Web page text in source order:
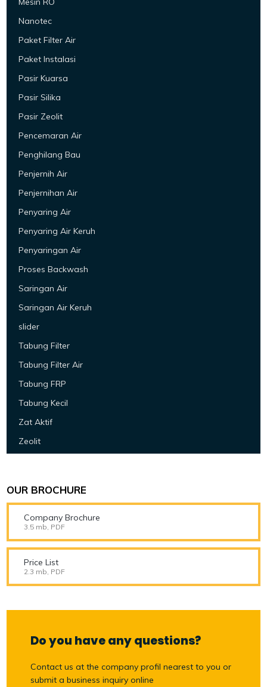
Nanotec
Paket Filter Air
Paket Instalasi
Pasir Kuarsa
Pasir Silika
Pasir Zeolit
Pencemaran Air
Penghilang Bau
Penjernih Air
Penjernihan Air
Penyaring Air
Penyaring Air Keruh
Penyaringan Air
Proses Backwash
Saringan Air
Saringan Air Keruh
slider
Tabung Filter
Tabung Filter Air
Tabung FRP
Tabung Kecil
Zat Aktif
Zeolit
OUR BROCHURE
Company Brochure
3.5 mb, PDF
Price List
2.3 mb, PDF
Do you have any questions?
Contact us at the company profil nearest to you or
submit a business inquiry online